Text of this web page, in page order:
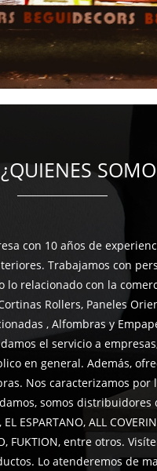
¿QUIENES
con 10 años de
Trabajamos con
lo relacionado con la
Rollers, Paneles
, Alfombras y
el servicio a
en general. Además,
Nos caracterizamos por
somos distribuidores
ESPARTANO, ALL
FUKTION, entre otros.
Lo atenderemos de